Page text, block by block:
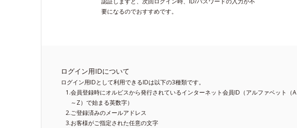
要になるのでおすすめです。
ログイン用IDについて
ログイン用IDとして利用できるIDは以下の3種類です。
会員登録時にオルビスから発行されているインターネット会員ID（アルファベット（A
～Z）で始まる英数字）
ご登録済みのメールアドレス
お客様がご指定された任意の文字